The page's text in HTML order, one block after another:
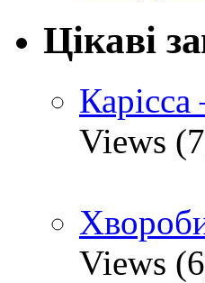
Цікаві
Views
Views